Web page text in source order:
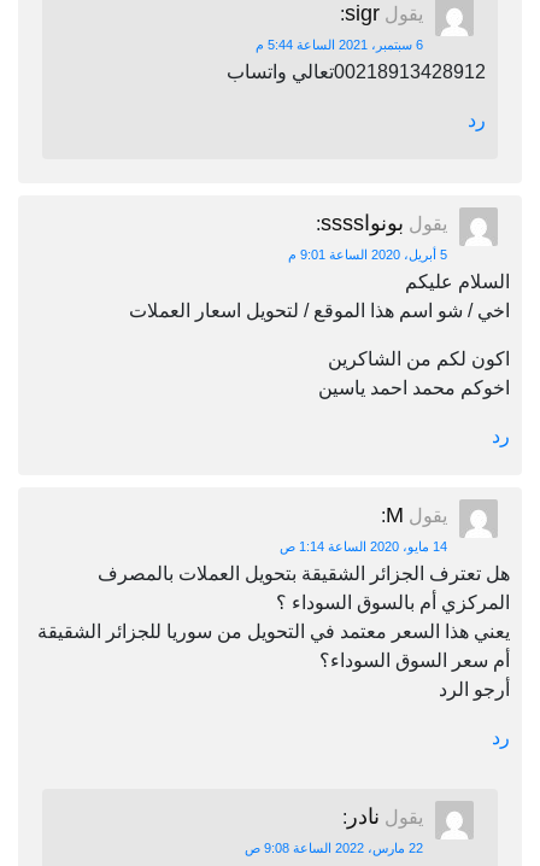
يقول sigr
:
6 سبتمبر، 2021 الساعة 5:44 م
00218913428912تعالي واتساب
رد
يقول بونواssss :
5 أبريل، 2020 الساعة 9:01 م
السلام عليكم
اخي / شو اسم هذا الموقع / لتحويل اسعار العملات
اكون لكم من الشاكرين
اخوكم محمد احمد ياسين
رد
يقول M
:
14 مايو، 2020 الساعة 1:14 ص
هل تعترف الجزائر الشقيقة بتحويل العملات بالمصرف
المركزي أم بالسوق السوداء ؟
يعني هذا السعر معتمد في التحويل من سوريا للجزائر الشقيقة
أم سعر السوق السوداء؟
أرجو الرد
رد
يقول نادر :
22 مارس، 2022 الساعة 9:08 ص